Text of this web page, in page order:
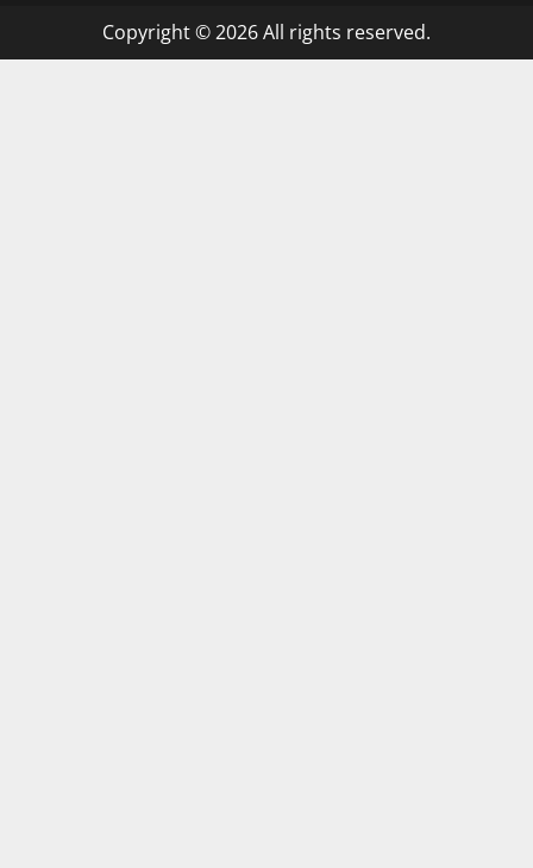
Copyright © 2026 All rights reserved.